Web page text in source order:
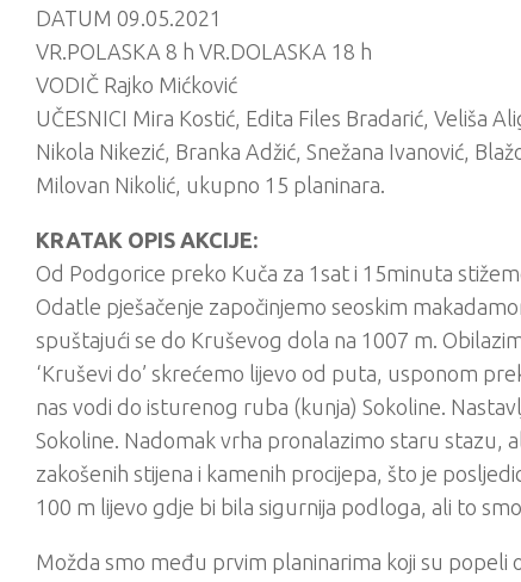
DATUM 09.05.2021
VR.POLASKA 8 h VR.DOLASKA 18 h
VODIČ Rajko Mićković
UČESNICI Mira Kostić, Edita Files Bradarić, Veliša
Nikola Nikezić, Branka Adžić, Snežana Ivanović,
Milovan Nikolić, ukupno 15 planinara.
KRATAK OPIS AKCIJE:
Od Podgorice preko Kuča za 1sat i 15minuta
Odatle pješačenje započinjemo seoskim
spuštajući se do Kruševog dola na 1007 m.
‘Kruševi do’ skrećemo lijevo od puta, usponom
nas vodi do isturenog ruba (kunja) Sokoline.
Sokoline. Nadomak vrha pronalazimo staru stazu,
zakošenih stijena i kamenih procijepa, što je
100 m lijevo gdje bi bila sigurnija podloga, ali to
Možda smo među prvim planinarima koji su popeli